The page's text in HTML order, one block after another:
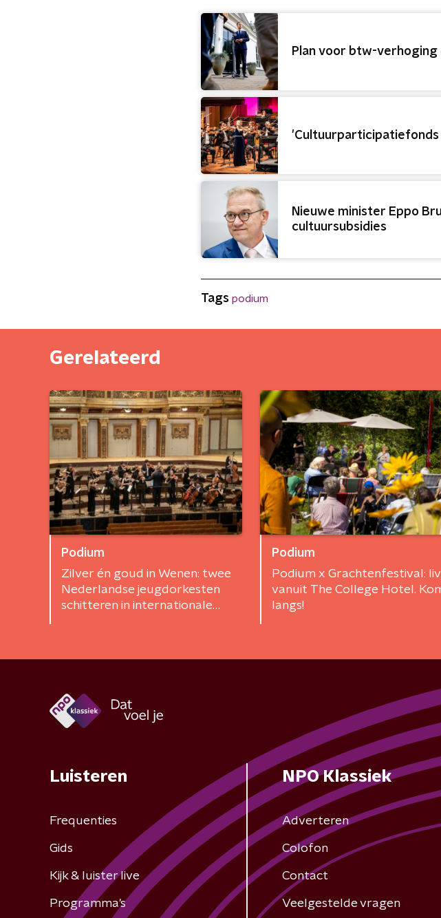
Plan voor btw-
'Cultuurparticipatiefonds
Nieuwe minister Eppo
cultuursubsidies
Tags podium
Gerelateerd
Podium
Zilver én goud in Wenen: twee
Nederlandse jeugdorkesten
schitteren in internationale
Podium
Podium x Grachtenfestival:
vanuit The College Hotel.
langs!
Luisteren
Frequenties
Gids
Kijk & luister live
Programma's
NPO Klassiek
Adverteren
Colofon
Contact
Veelgestelde vragen